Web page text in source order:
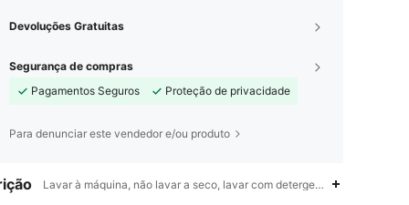
Devoluções Gratuitas
Segurança de compras
Pagamentos Seguros
Proteção de privacidade
Para denunciar este vendedor e/ou produto
Lavar à máquina, não lavar a seco, lavar com detergente